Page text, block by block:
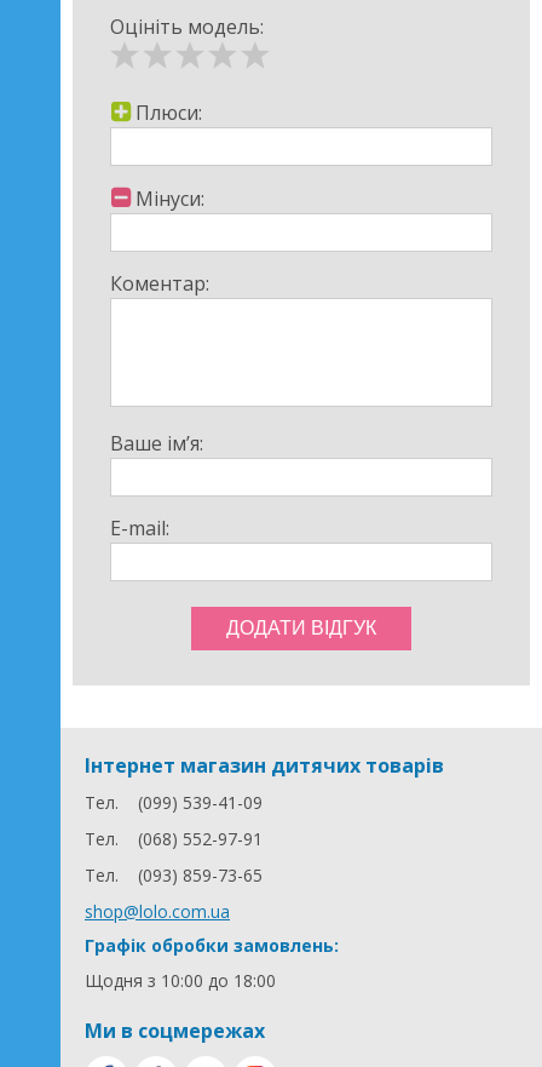
можуть брати участь дві особи.
Оцініть модель:
Плюси:
Мінуси:
Коментар:
Ваше ім’я:
E-mail:
Інтернет магазин дитячих товарів
Тел.
(099) 539-41-09
Тел.
(068) 552-97-91
Тел.
(093) 859-73-65
shop@lolo.com.ua
Графік обробки замовлень:
Щодня з 10:00 до 18:00
Ми в соцмережах